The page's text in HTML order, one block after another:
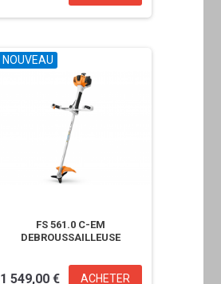
NOUVEAU
FS 561.0 C-EM
DEBROUSSAILLEUSE
1 549,00 € ACHETER